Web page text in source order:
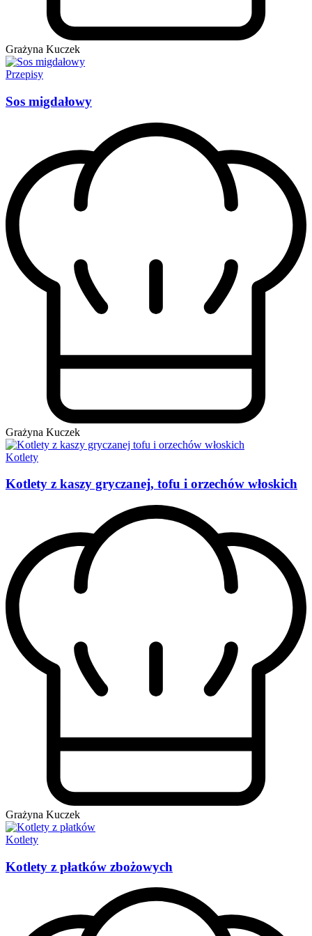
Grażyna Kuczek
Przepisy
Sos migdałowy
Grażyna Kuczek
Kotlety
Kotlety z kaszy gryczanej, tofu i orzechów włoskich
Grażyna Kuczek
Kotlety
Kotlety z płatków zbożowych